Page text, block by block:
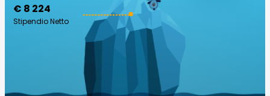
€ 8 224
Stipendio Netto